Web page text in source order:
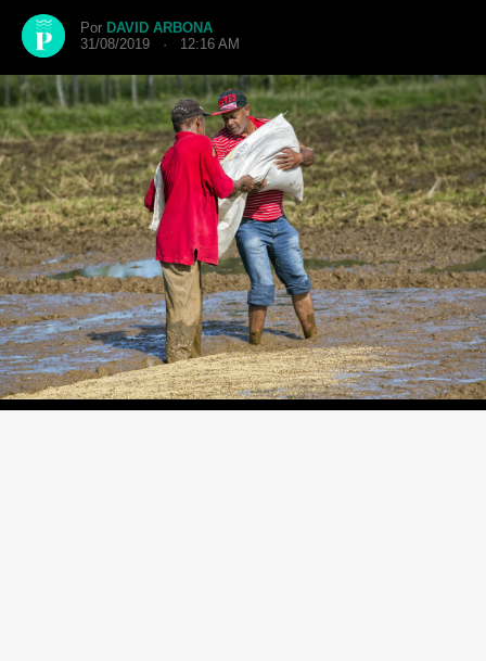
Por DAVID ARBONA
31/08/2019 · 12:16 AM